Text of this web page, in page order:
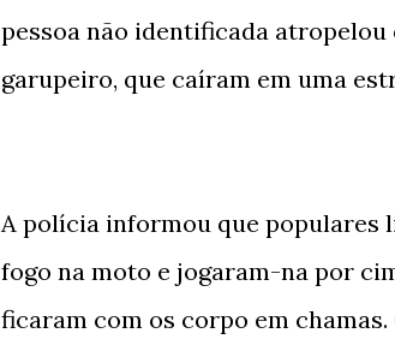
pessoa não identificada
garupeiro, que caíram em uma
A polícia informou que populares
fogo na moto e jogaram-na por
ficaram com os corpo em